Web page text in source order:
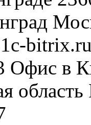
Офис в
область